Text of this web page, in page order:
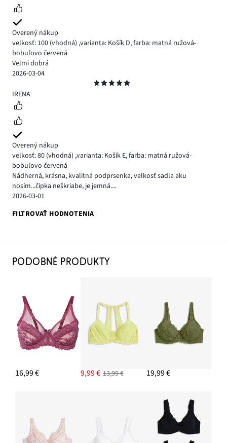
Overený nákup
veľkosť: 100 (vhodná) ,varianta: Košík D,farba: matná ružová-
bobuľovo červená
Veľmi dobrá
2026-03-04
5
IRENA
Overený nákup
veľkosť: 80 (vhodná) ,varianta: Košík E,farba: matná ružová-
bobuľovo červená
Nádherná, krásna, kvalitná podprsenka, velkosť sadla aku
nosím...čipka neškriabe, je jemná....
2026-03-01
FILTROVAŤ HODNOTENIA
PODOBNÉ PRODUKTY
16,99 € 9,99 € 13,99 € 19,99 €